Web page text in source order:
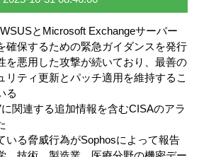
とMicrosoft Exchangeサーバー
確保するための緊急ガイダンスを発行
を悪用した攻撃が続いており、最善の
リティ更新とパッチ適用を維持するこ
る
関連する追加情報を含むCISAのアラ
いる脅威行為がSophosによって報告